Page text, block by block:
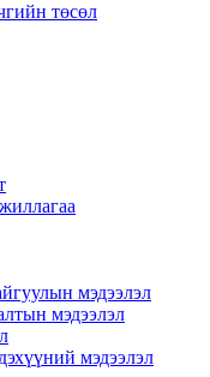
төсөл
мэдээлэл
мэдээлэл
мэдээлэл